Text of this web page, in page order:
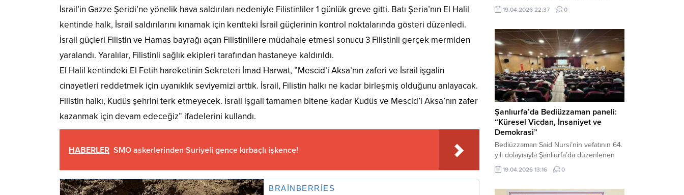
İsrail’in Gazze Şeridi’ne yönelik hava saldırıları nedeniyle Filistinliler 1 günlük greve gitti. Batı Şeria’nın El Halil
kentinde halk, İsrail saldırılarını kınamak için kentteki İsrail güçlerinin kontrol noktalarında gösteri düzenledi.
İsrail güçleri Filistin ve Hamas bayrağı açan Filistinlilere müdahale etmesi sonucu 3 Filistinli gerçek mermiden
yaralandı. Yaralılar, Filistinli sağlık ekipleri tarafından hastaneye kaldırıldı.
El Halil kentindeki El Fetih hareketinin Sekreteri İmad Harwat, ”Mescid’i Aksa’nın zaferi ve İsrail işgalin
cinayetleri reddetmek için uyanıklık seviyemizi arttık. İsrail, Filistin halkı ne kadar birleşmiş olduğunu anlayacak.
Filistin halkı, Kudüs şehrini terk etmeyecek. İsrail işgali tamamen bitene kadar Kudüs ve Mescid’i Aksa’nın zafer
kazanmak için devam edeceğiz” ifadelerini kullandı.
HABERLER SMO askerlerinden Suriyeli gence kırbaçlı işkence!
yaşamını yitirdi, 1 kişi ise ağır yaralandı.
Haber Merkezi – Siverek-Adıyaman kara
çarpışması sonucu meydana gelen
kazada can pazarı yaşandı. Kafa Kafaya
Çarpıştılar Edinilen bilgilere göre,
Hüseyin Çelik (29)...
19.04.2026 22:37 0
Şanlıurfa’da Bediüzzaman paneli:
“Küresel Vicdan, İnsaniyet ve
Demokrasi”
Bediüzzaman Said Nursi’nin vefatının 64.
yılı dolayısıyla Şanlıurfa’da düzenlenen
panelde, günümüzün manevi ve
toplumsal sorunlarına Risale-i Nur
19.04.2026 13:16 0